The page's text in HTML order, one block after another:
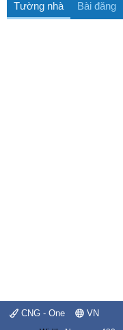
Tường nhà Bài đăng
CNG - One VN